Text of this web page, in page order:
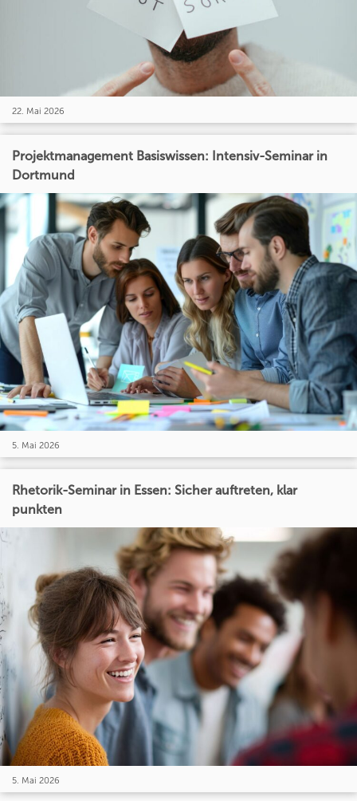
22. Mai 2026
Projektmanagement Basiswissen: Intensiv-Seminar in
Dortmund
5. Mai 2026
Rhetorik-Seminar in Essen: Sicher auftreten, klar
punkten
5. Mai 2026